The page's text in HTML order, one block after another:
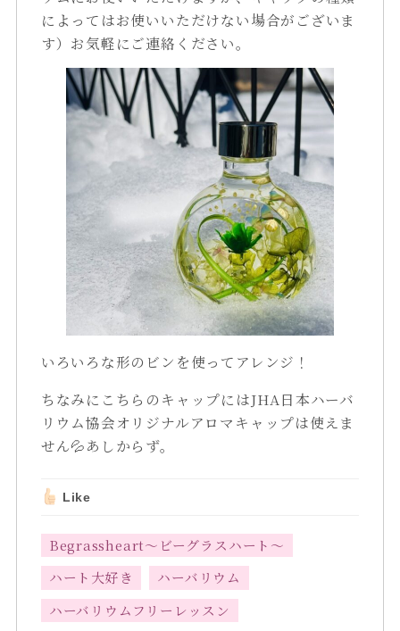
によってはお使いいただけない場合がございま
す）お気軽にご連絡ください。
いろいろな形のビンを使ってアレンジ！
ちなみにこちらのキャップにはJHA日本ハーバ
リウム協会オリジナルアロマキャップは使えま
せん💦あしからず。
Like
Begrassheart～ビーグラスハート～
ハート大好き
ハーバリウム
ハーバリウムフリーレッスン